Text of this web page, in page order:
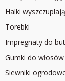
Halki
Torebki
Impregnaty do
Gumki do włosów
Siewniki